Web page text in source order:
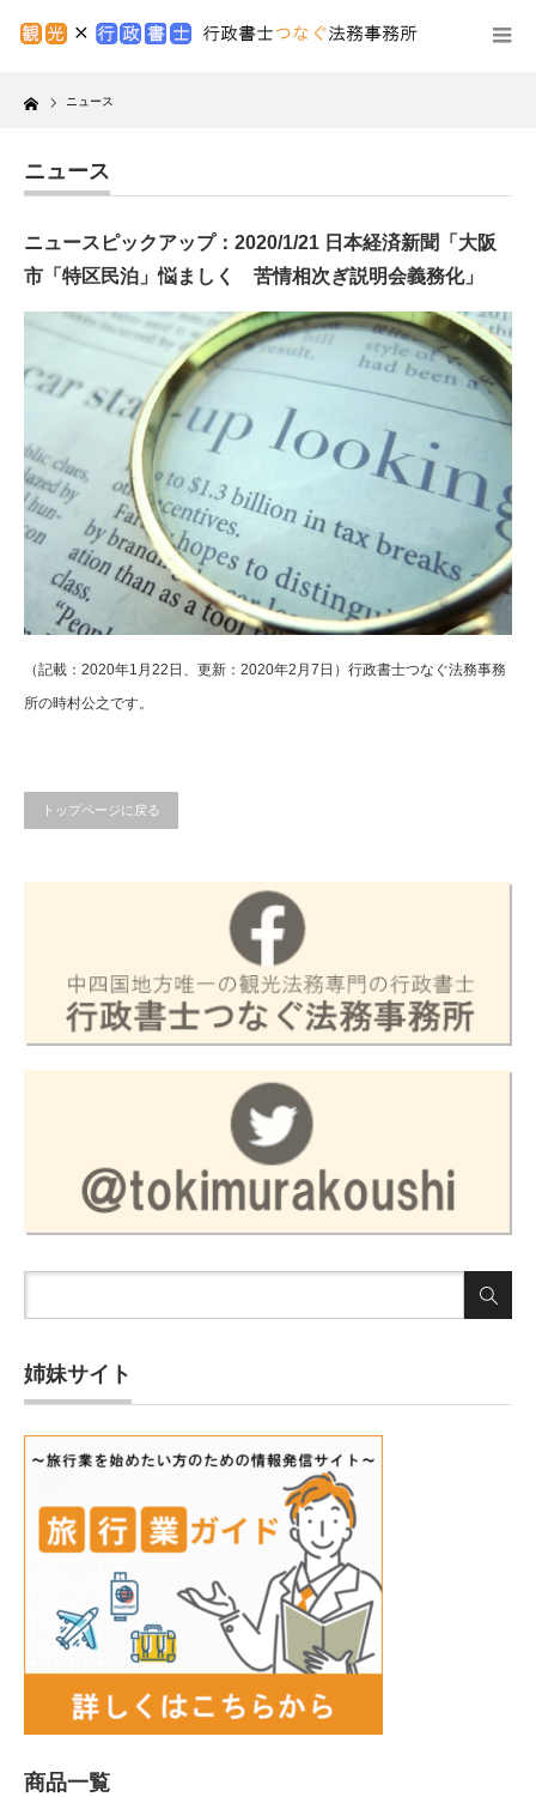
Home ニュース
ニュース
ニュースピックアップ：2020/1/21 日本経済新聞「大阪
市「特区民泊」悩ましく 苦情相次ぎ説明会義務化」
（記載：2020年1月22日、更新：2020年2月7日）行政書士つなぐ法務事務
所の時村公之です。
トップページに戻る
姉妹サイト
商品一覧